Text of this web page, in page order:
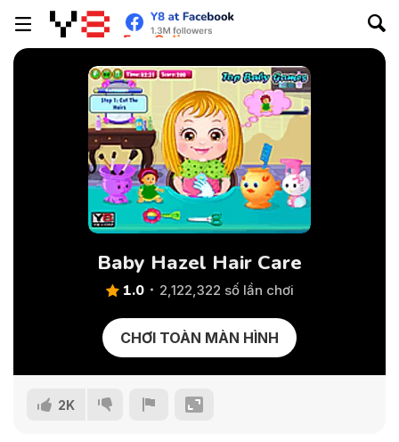
Baby Hazel Hair Care
1.0 2,122,322 số lần chơi
CHƠI TOÀN MÀN HÌNH
2K